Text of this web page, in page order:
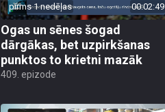
pirms 1 nedēļas 00:02:49
Ogas un sēnes šogad
dārgākas, bet uzpirkšanas
punktos to krietni mazāk
409. epizode